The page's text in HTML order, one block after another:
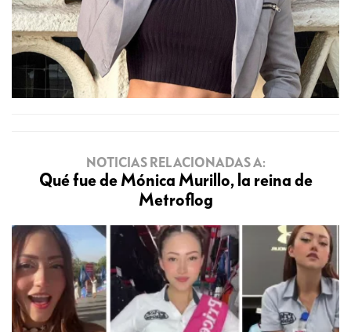
NOTICIAS RELACIONADAS A:
Qué fue de Mónica Murillo, la reina de
Metroflog